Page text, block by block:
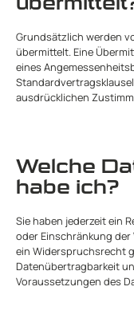
Grundsätzlich werden
übermittelt. Eine
eines
ausdrücklichen
Welche
habe ich?
Sie haben jederzeit ein
oder Einschränkung
ein Widerspruchsrecht
Datenübertragbarkeit
Voraussetzungen des